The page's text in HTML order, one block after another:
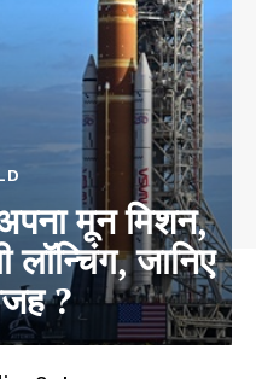
मून मिशन,
लॉन्चिंग, जानिए
?